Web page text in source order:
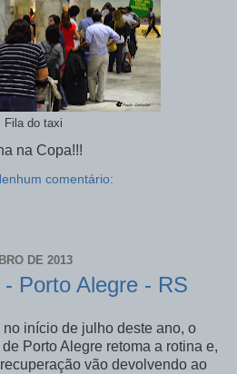
Fila do taxi
na Copa!!!
comentário:
DE 2013
Porto Alegre - RS
início de julho deste ano, o
Porto Alegre retoma a rotina e,
vão devolvendo ao